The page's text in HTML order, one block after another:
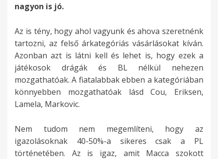
nagyon is jó.
Az is tény, hogy ahol vagyunk és ahova szeretnénk
tartozni, az felső árkategóriás vásárlásokat kíván.
Azonban azt is látni kell és lehet is, hogy ezek a
játékosok drágák és BL nélkül nehezen
mozgathatóak. A fiatalabbak ebben a kategóriában
könnyebben mozgathatóak lásd Cou, Eriksen,
Lamela, Markovic.
Nem tudom nem megemlíteni, hogy az
igazolásoknak 40-50%-a sikeres csak a PL
történetében. Az is igaz, amit Macca szokott